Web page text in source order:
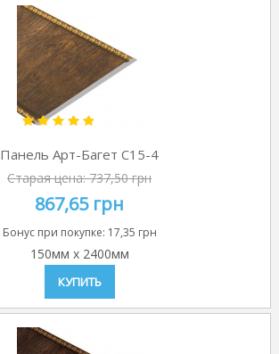
Панель Арт-Багет C15-4
Старая цена:737,50 грн
867,65 грн
Бонус при покупке: 17,35 грн
150мм x 2400мм
КУПИТЬ